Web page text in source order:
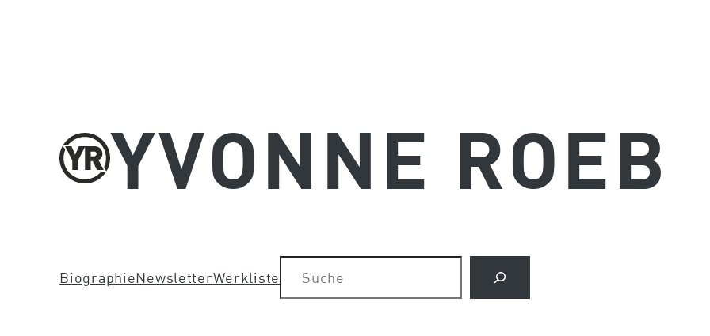
YVONNE ROEB
BiographieNewsletterWerkliste
尋